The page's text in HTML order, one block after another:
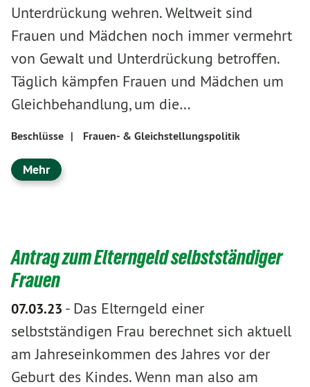
Unterdrückung wehren. Weltweit sind
Frauen und Mädchen noch immer vermehrt
von Gewalt und Unterdrückung betroffen.
Täglich kämpfen Frauen und Mädchen um
Gleichbehandlung, um die…
Beschlüsse | Frauen- & Gleichstellungspolitik
Mehr
Antrag zum Elterngeld selbstständiger
Frauen
07.03.23 - Das Elterngeld einer
selbstständigen Frau berechnet sich aktuell
am Jahreseinkommen des Jahres vor der
Geburt des Kindes. Wenn man also am